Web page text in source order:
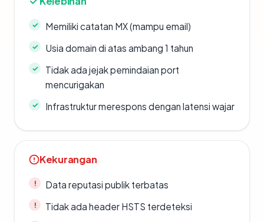
Memiliki catatan MX (mampu email)
Usia domain di atas ambang 1 tahun
Tidak ada jejak pemindaian port
mencurigakan
Infrastruktur merespons dengan latensi wajar
Kekurangan
Data reputasi publik terbatas
Tidak ada header HSTS terdeteksi